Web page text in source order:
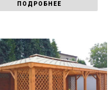
ПОДРОБНЕЕ